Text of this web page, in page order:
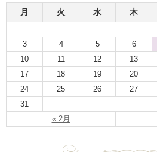
月
火 水 木
« 2月
3
4 5 6
10
11 12 13
17
18 19 20
24
25 26 27
31